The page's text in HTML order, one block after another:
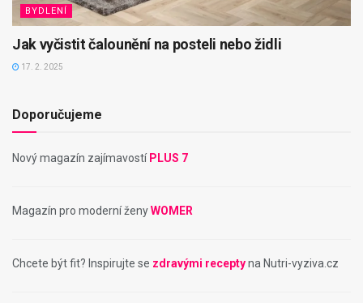
BYDLENÍ
Jak vyčistit čalounění na posteli nebo židli
17. 2. 2025
Doporučujeme
Nový magazín zajímavostíPLUS 7
Magazín pro moderní ženyWOMER
Chcete být fit? Inspirujte se zdravými receptyna Nutri-vyziva.cz